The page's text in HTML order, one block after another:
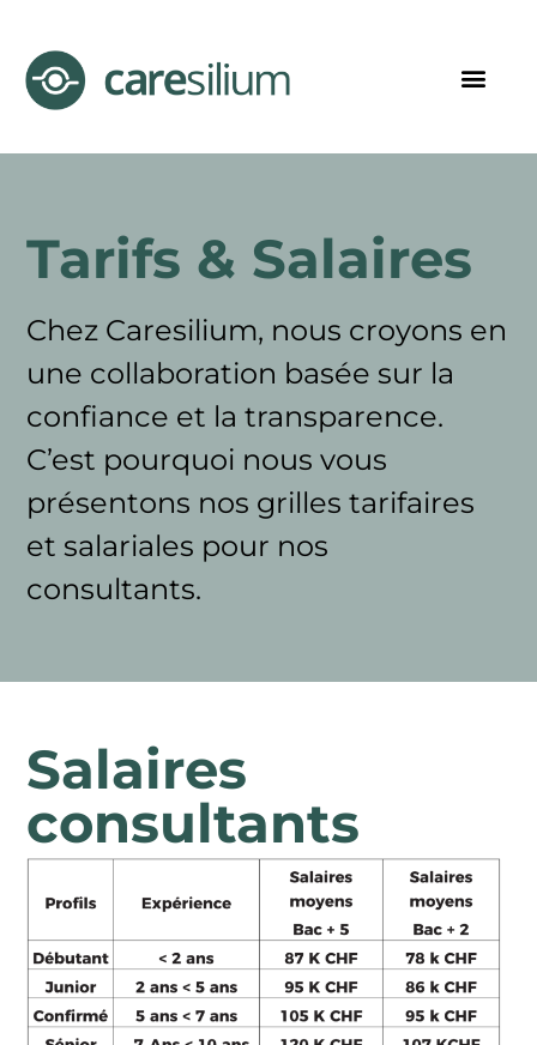
Tarifs & Salaires
Chez Caresilium, nous croyons en
une collaboration basée sur la
confiance et la transparence.
C’est pourquoi nous vous
présentons nos grilles tarifaires
et salariales pour nos
consultants.
Salaires
consultants